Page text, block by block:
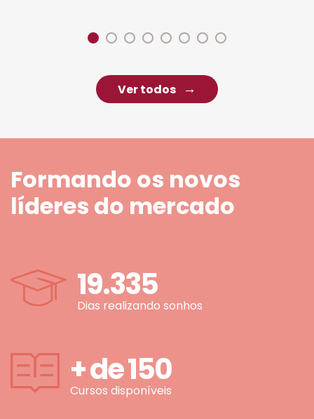
Ver todos
Formando os novos
líderes do mercado
19.335
Dias realizando sonhos
+ de150
Cursos disponíveis